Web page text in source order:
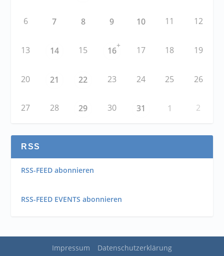
6 7 8 9 10 11 12
13 14 15 16
+ 17 18 19
20 21 22 23 24 25 26
27 28 29 30 31 1 2
RSS
RSS-FEED abonnieren
RSS-FEED EVENTS abonnieren
Impressum Datenschutzerklärung